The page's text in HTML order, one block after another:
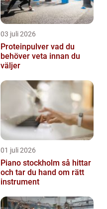
03 juli 2026
Proteinpulver vad du
behöver veta innan du
väljer
01 juli 2026
Piano stockholm så hittar
och tar du hand om rätt
instrument